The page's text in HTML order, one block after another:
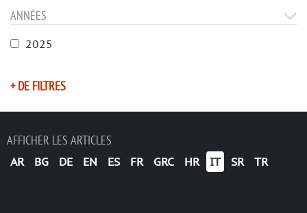
ANNÉES
2025
+ DE FILTRES
AFFICHER LES ARTICLES
AR BG DE EN ES FR GRC HR IT SR TR